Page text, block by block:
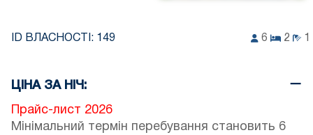
ID ВЛАСНОСТІ: 149 6 2 1
ЦІНА ЗА НІЧ:
Прайс-лист 2026
Мінімальний термін перебування становить 6